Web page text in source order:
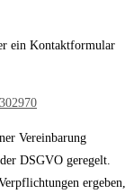
ein Kontaktformular
Vereinbarung
DSGVO geregelt.
ergeben,